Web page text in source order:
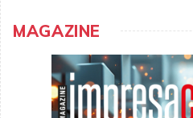
MAGAZINE